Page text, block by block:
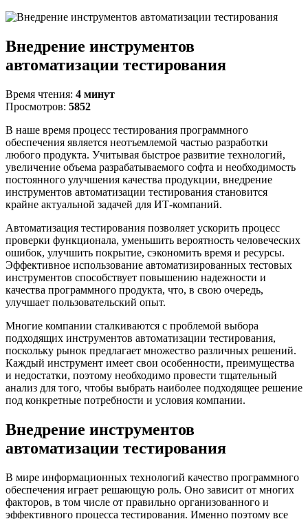
Внедрение инструментов
автоматизации тестирования
Время чтения: 4 минут
Просмотров: 5852
В наше время процесс тестирования программного
обеспечения является неотъемлемой частью разработки
любого продукта. Учитывая быстрое развитие технологий,
увеличение объема разрабатываемого софта и необходимость
постоянного улучшения качества продукции, внедрение
инструментов автоматизации тестирования становится
крайне актуальной задачей для ИТ-компаний.
Автоматизация тестирования позволяет ускорить процесс
проверки функционала, уменьшить вероятность человеческих
ошибок, улучшить покрытие, сэкономить время и ресурсы.
Эффективное использование автоматизированных тестовых
инструментов способствует повышению надежности и
качества программного продукта, что, в свою очередь,
улучшает пользовательский опыт.
Многие компании сталкиваются с проблемой выбора
подходящих инструментов автоматизации тестирования,
поскольку рынок предлагает множество различных решений.
Каждый инструмент имеет свои особенности, преимущества
и недостатки, поэтому необходимо провести тщательный
анализ для того, чтобы выбрать наиболее подходящее решение
под конкретные потребности и условия компании.
Внедрение инструментов
автоматизации тестирования
В мире информационных технологий качество программного
обеспечения играет решающую роль. Оно зависит от многих
факторов, в том числе от правильно организованного и
эффективного процесса тестирования. Именно поэтому все